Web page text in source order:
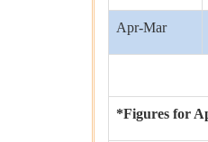
Apr-Mar
*Figures for